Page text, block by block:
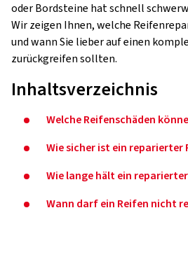
oder Bordsteine hat schnell
Wir zeigen Ihnen, welche
und wann Sie lieber auf einen
zurückgreifen sollten.
Inhaltsverzeichnis
Welche Reifenschäden
Wie sicher ist ein reparierter
Wie lange hält ein
Wann darf ein Reifen nicht